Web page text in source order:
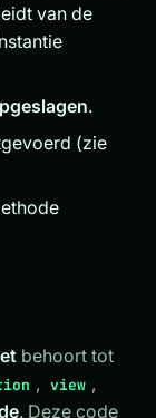
van de
.
(zie
behoort tot
, view ,
. Deze code